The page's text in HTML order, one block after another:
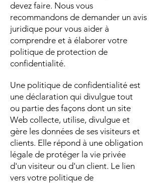
devez faire. Nous vous
recommandons de demander un avis
juridique pour vous aider à
comprendre et à élaborer votre
politique de protection de
confidentialité.
Une politique de confidentialité est
une déclaration qui divulgue tout
ou partie des façons dont un site
Web collecte, utilise, divulgue et
gère les données de ses visiteurs et
clients. Elle répond à une obligation
légale de protéger la vie privée
d'un visiteur ou d'un client. Le lien
vers votre politique de